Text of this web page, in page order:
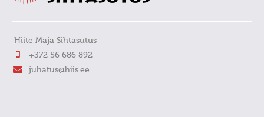
Hiite Maja Sihtasutus
+372 56 686 892
juhatus@hiis.ee